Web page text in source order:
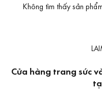
Không tìm thấy sản
Cửa hàng trang sức